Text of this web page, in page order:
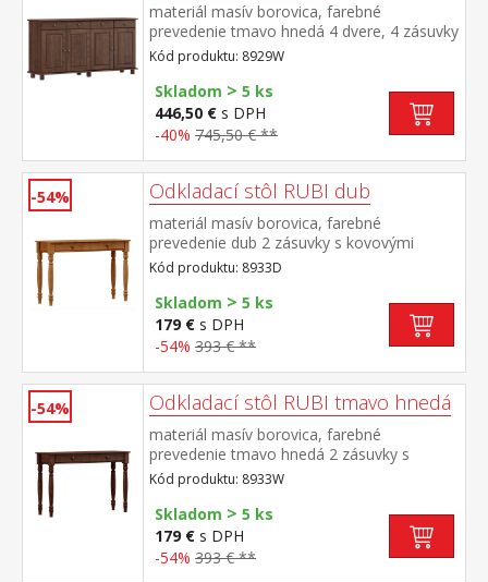
materiál masív borovica, farebné
prevedenie tmavo hnedá 4 dvere, 4 zásuvky
s kovovými pojazdmi, 2 police
Kód produktu: 8929W
Skladom > 5 ks
446,50 € s DPH
-40% 745,50 € **
-54% Odkladací stôl RUBI dub
materiál masív borovica, farebné
prevedenie dub 2 zásuvky s kovovými
pojazdmi
Kód produktu: 8933D
Skladom > 5 ks
179 € s DPH
-54% 393 € **
-54% Odkladací stôl RUBI tmavo hnedá
materiál masív borovica, farebné
prevedenie tmavo hnedá 2 zásuvky s
kovovými pojazdmi
Kód produktu: 8933W
Skladom > 5 ks
179 € s DPH
-54% 393 € **